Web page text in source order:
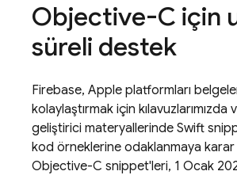
Objective-C için
süreli destek
Firebase, Apple platformları
kolaylaştırmak için kılavuzlarımızda
geliştirici materyallerinde Swift
kod örneklerine odaklanmaya karar
Objective-C snippet'leri, 1 Ocak